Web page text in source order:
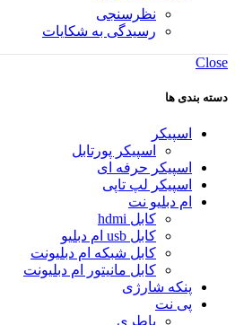
نظرسنجی
رسیدگی به شکایات
Close
دسته بندی ها
اسپیکر
اسپیکر پورتابل
اسپیکر حرفه ای
اسپیکر لپ تاپی
ام دبلیو نت
کابل hdmi
کابل usb ام دبلیو
کابل شبکه ام دبلیونت
کابل مانیتور ام دبلیونت
پنکه شارژی
پی نت
باطری